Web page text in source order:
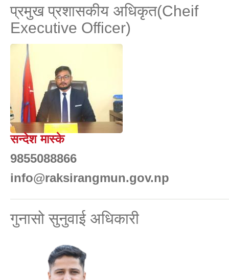
प्रमुख प्रशासकीय अधिकृत(Cheif
Executive Officer)
सन्देश मास्के
9855088866
info@raksirangmun.gov.np
गुनासो सुनुवाई अधिकारी